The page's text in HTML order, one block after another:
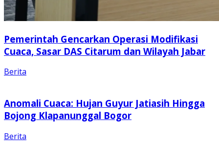
Pemerintah Gencarkan Operasi Modifikasi
Cuaca, Sasar DAS Citarum dan Wilayah Jabar
Berita
Anomali Cuaca: Hujan Guyur Jatiasih Hingga
Bojong Klapanunggal Bogor
Berita